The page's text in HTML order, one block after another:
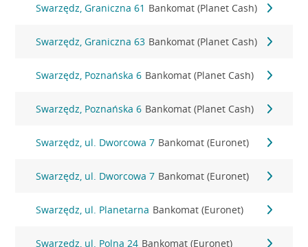
Swarzędz, Graniczna 61 Bankomat (Planet Cash)
Swarzędz, Graniczna 63 Bankomat (Planet Cash)
Swarzędz, Poznańska 6 Bankomat (Planet Cash)
Swarzędz, Poznańska 6 Bankomat (Planet Cash)
Swarzędz, ul. Dworcowa 7 Bankomat (Euronet)
Swarzędz, ul. Dworcowa 7 Bankomat (Euronet)
Swarzędz, ul. Planetarna Bankomat (Euronet)
Swarzędz, ul. Polna 24 Bankomat (Euronet)